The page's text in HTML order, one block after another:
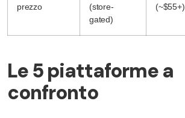
prezzo
(store-
gated)
(~$55+)
Le 5 piattaforme a
confronto